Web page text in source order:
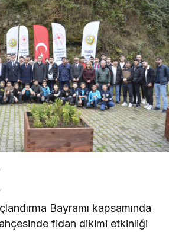
Bayramı kapsamında
fidan dikimi etkinliği